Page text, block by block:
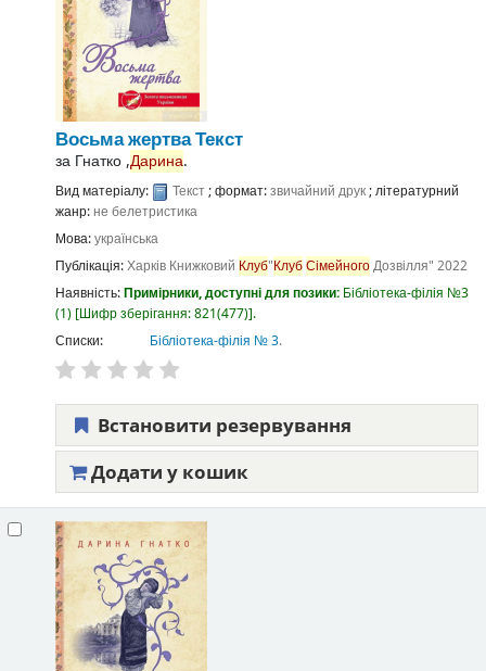
Восьма жертваТекст
за Гнатко ,Дарина.
Вид матеріалу: Текст; формат:звичайний друк; літературний
жанр:не белетристика
Мова:українська
Публікація:Харків Книжковий Клуб"КлубСімейногоДозвілля" 2022
Наявність:Примірники, доступні для позики: Бібліотека-філія №3
(1) Шифр зберігання:821(477) .
Списки:
Бібліотека-філія № 3.
Встановити резервування
Додати у кошик